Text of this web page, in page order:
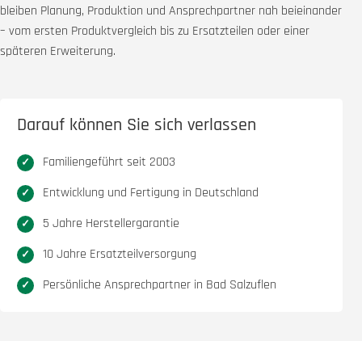
bleiben Planung, Produktion und Ansprechpartner nah beieinander
– vom ersten Produktvergleich bis zu Ersatzteilen oder einer
späteren Erweiterung.
Darauf können Sie sich verlassen
Familiengeführt seit 2003
Entwicklung und Fertigung in Deutschland
5 Jahre Herstellergarantie
10 Jahre Ersatzteilversorgung
Persönliche Ansprechpartner in Bad Salzuflen